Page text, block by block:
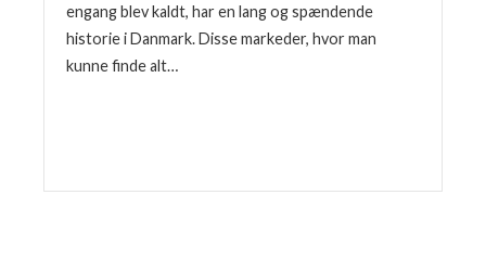
engang blev kaldt, har en lang og spændende
historie i Danmark. Disse markeder, hvor man
kunne finde alt…